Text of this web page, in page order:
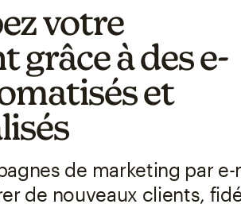
votre
grâce à des e-
et
de marketing par e-
de nouveaux clients,